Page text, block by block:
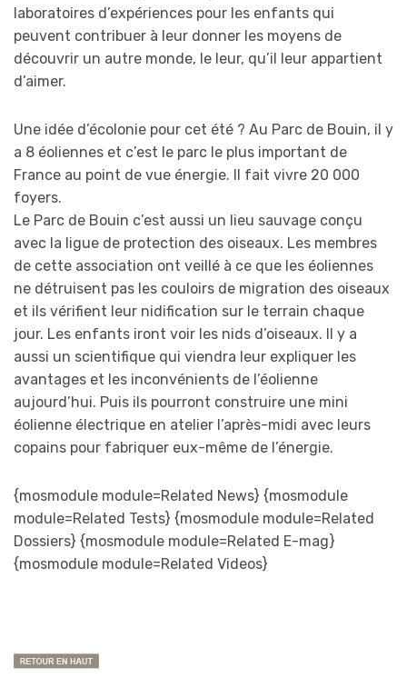
laboratoires d’expériences pour les enfants qui
peuvent contribuer à leur donner les moyens de
découvrir un autre monde, le leur, qu’il leur appartient
d’aimer.
Une idée d’écolonie pour cet été ? Au Parc de Bouin, il y
a 8 éoliennes et c’est le parc le plus important de
France au point de vue énergie. Il fait vivre 20 000
foyers.
Le Parc de Bouin c’est aussi un lieu sauvage conçu
avec la ligue de protection des oiseaux. Les membres
de cette association ont veillé à ce que les éoliennes
ne détruisent pas les couloirs de migration des oiseaux
et ils vérifient leur nidification sur le terrain chaque
jour. Les enfants iront voir les nids d’oiseaux. Il y a
aussi un scientifique qui viendra leur expliquer les
avantages et les inconvénients de l’éolienne
aujourd’hui. Puis ils pourront construire une mini
éolienne électrique en atelier l’après-midi avec leurs
copains pour fabriquer eux-même de l’énergie.
{mosmodule module=Related News} {mosmodule
module=Related Tests} {mosmodule module=Related
Dossiers} {mosmodule module=Related E-mag}
{mosmodule module=Related Videos}